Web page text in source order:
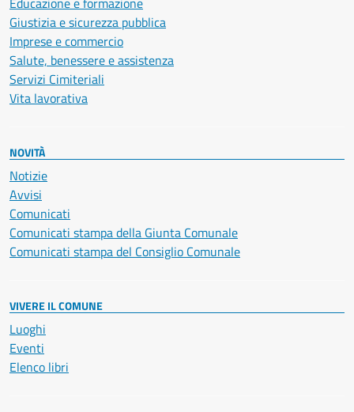
Giustizia e sicurezza pubblica
Imprese e commercio
Salute, benessere e assistenza
Servizi Cimiteriali
Vita lavorativa
NOVITÀ
Notizie
Avvisi
Comunicati
Comunicati stampa della Giunta Comunale
Comunicati stampa del Consiglio Comunale
VIVERE IL COMUNE
Luoghi
Eventi
Elenco libri